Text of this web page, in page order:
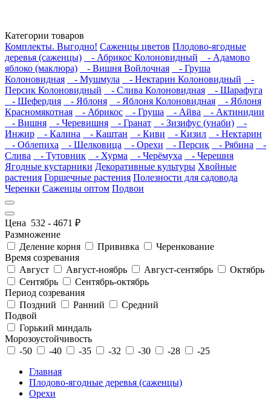
Категории товаров
Комплекты. Выгодно! Саженцы цветов Плодово-ягодные
деревья (саженцы)
- Абрикос Колоновидный
- Адамово
яблоко (маклюра)
- Вишня Войлочная
- Груша
Колоновидная
- Мушмула - Нектарин Колоновидный
-
Персик Колоновидный
- Слива Колоновидная
- Шарафуга
- Шефердия
- Яблоня - Яблоня Колоновидная
- Яблоня
Красномякотная
- Абрикос - Груша - Айва
- Актинидии
- Вишня
- Черевишня - Гранат - Зизифус (унаби)
-
Инжир
- Калина - Каштан - Киви - Кизил
- Нектарин
- Облепиха
- Шелковица - Орехи - Персик - Рябина
-
Слива
- Тутовник - Хурма - Черёмуха
- Черешня
Ягодные кустарники Декоративные культуры Хвойные
растения Горшечные растения Полезности для садовода
Черенки Саженцы оптом Подвои
Цена 532 - 4671 ₽
Размножение
Деление корня
Прививка
Черенкование
Время созревания
Август
Август-ноябрь Август-сентябрь
Октябрь
Сентябрь
Сентябрь-октябрь
Период созревания
Поздний
Ранний
Средний
Подвой
Горький миндаль
Морозоустойчивость
-50
-40 -35 -32 -30 -28
-25
Главная
Плодово-ягодные деревья (саженцы)
Орехи